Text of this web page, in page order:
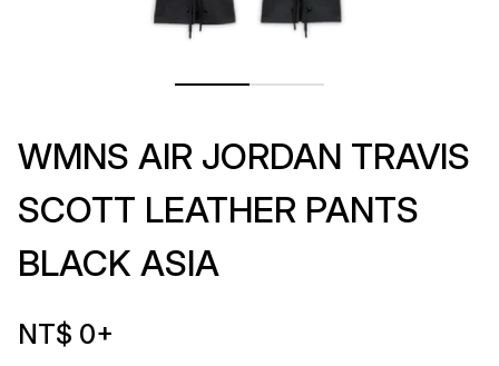
WMNS AIR JORDAN TRAVIS
SCOTT LEATHER PANTS
BLACK ASIA
NT$ 0+